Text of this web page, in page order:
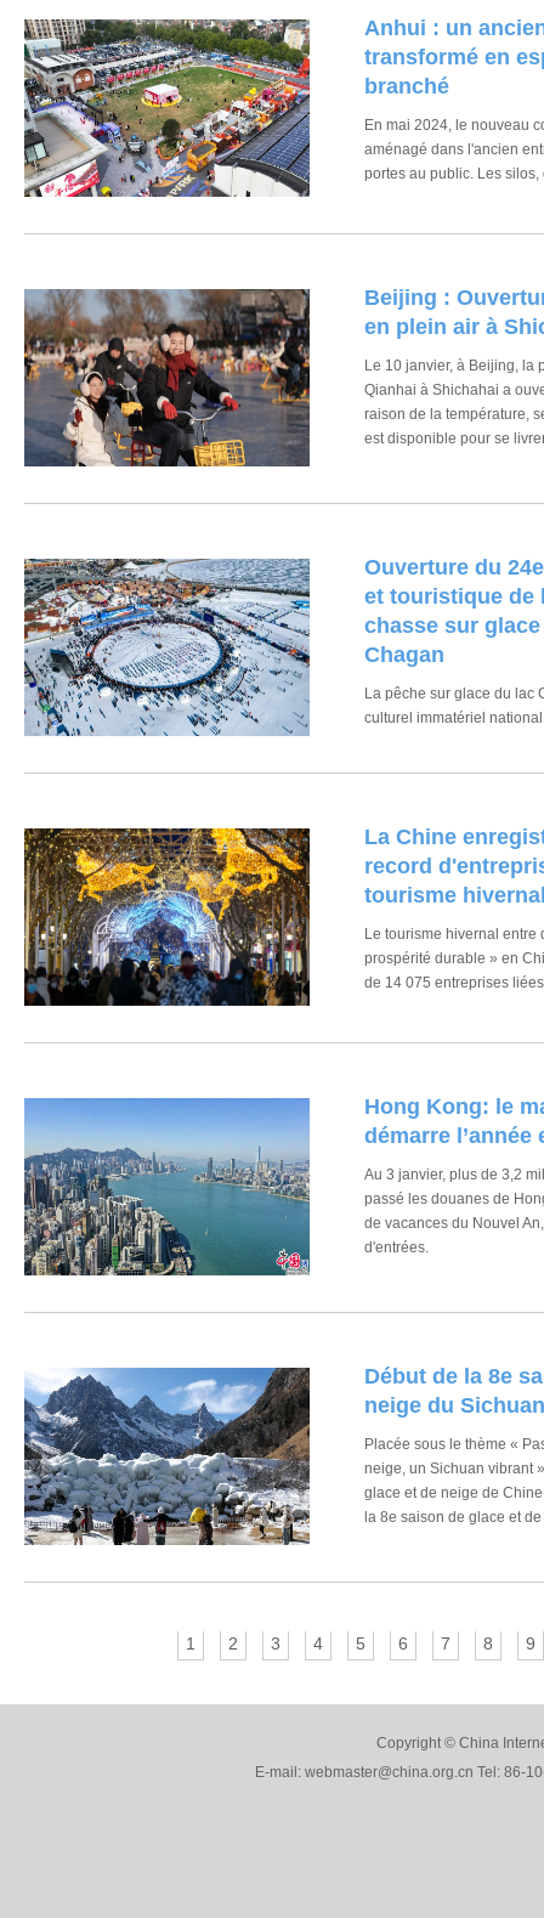
Anhui : un
transformé en
branché
En mai 2024, le nouveau
aménagé dans l'ancien
portes au public. Les
Beijing :
en plein air à
Le 10 janvier, à Beijing, la
Qianhai à Shichahai a
raison de la température,
est disponible pour se
Ouverture du
et touristique de
chasse sur
Chagan
La pêche sur glace du lac
culturel immatériel
La Chine
record
tourisme
Le tourisme hivernal
prospérité durable » en
de 14 075 entreprises
Hong Kong: le
démarre l’année
Au 3 janvier, plus de 3,2
passé les douanes de
de vacances du Nouvel
d'entrées.
Début de la 8e
neige du Sichuan
Placée sous le thème «
neige, un Sichuan vibrant
glace et de neige de
la 8e saison de glace et
1 2 3 4 5 6 7 8 9
Copyright © China
E-mail: webmaster@china.org.cn Tel: 86-